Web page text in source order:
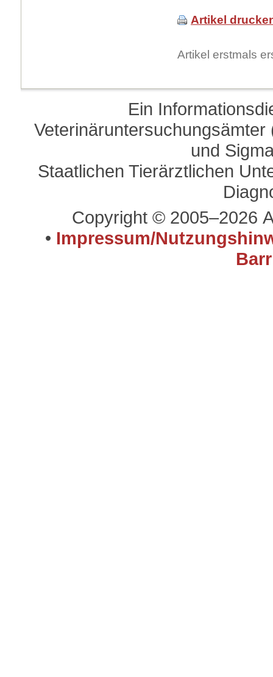
Artikel
Artikel erstmals
Ein
und
Staatlichen Tierärztlichen
Copyright © 2005–2026
• Impressum/